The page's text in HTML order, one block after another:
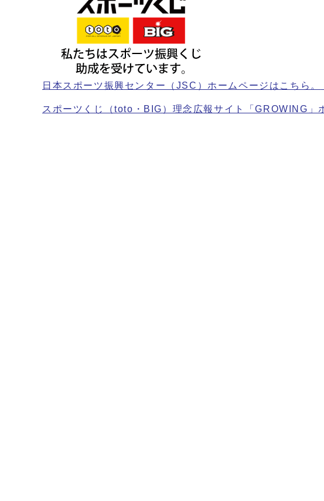
日本スポーツ振興センター（JSC）ホームページはこちら。
スポーツくじ（toto・BIG）理念広報サイト「GROWING」